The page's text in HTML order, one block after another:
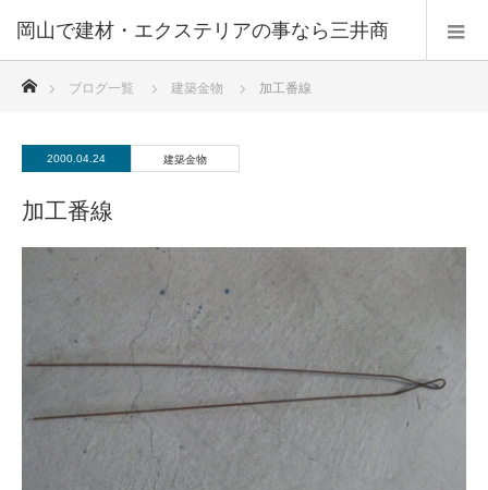
ブログ一覧 建築金物 加工番線
2000.04.24 建築金物
加工番線